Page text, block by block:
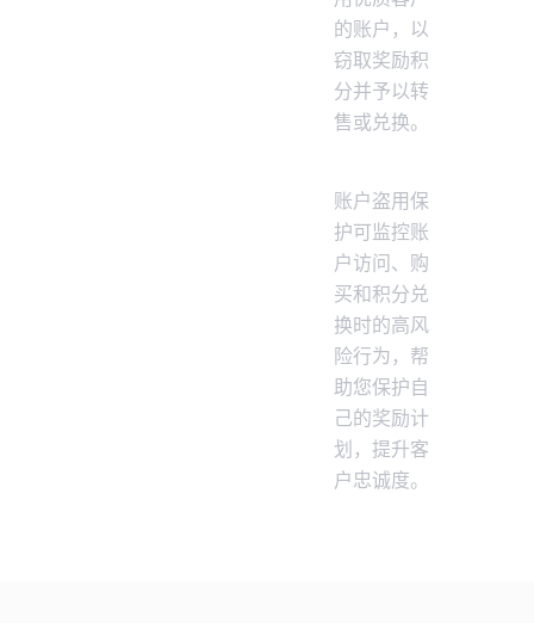
的账户，以
窃取奖励积
分并予以转
售或兑换。
账户盗用保
护可监控账
户访问、购
买和积分兑
换时的高风
险行为，帮
助您保护自
己的奖励计
划，提升客
户忠诚度。